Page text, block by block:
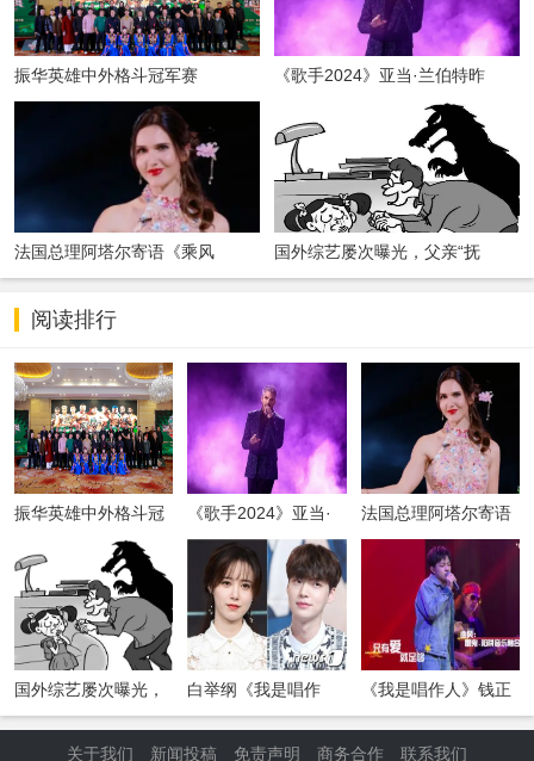
振华英雄中外格斗冠军赛
《歌手2024》亚当·兰伯特昨
法国总理阿塔尔寄语《乘风
2024》：让中
国外综艺屡次曝光，父亲“抚
摸”“亲昵”女
阅读排行
振华英雄中外格斗冠
《歌手2024》亚当·
兰伯特昨晚“空降”
法国总理阿塔尔寄语
《乘风2024》：让中
国外综艺屡次曝光，
父亲“抚摸”“亲昵”女
白举纲《我是唱作
人》大秀摇滚 被网友
《我是唱作人》钱正
昊演绎雷鬼曲风灵气
关于我们
新闻投稿 免责声明 商务合作 联系我们